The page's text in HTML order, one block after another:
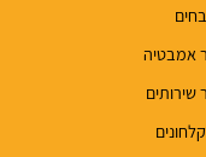
אמבטיה
שירותים